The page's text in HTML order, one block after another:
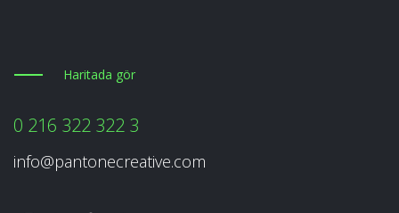
Haritada gör
0 216 322 322 3
info@pantonecreative.com